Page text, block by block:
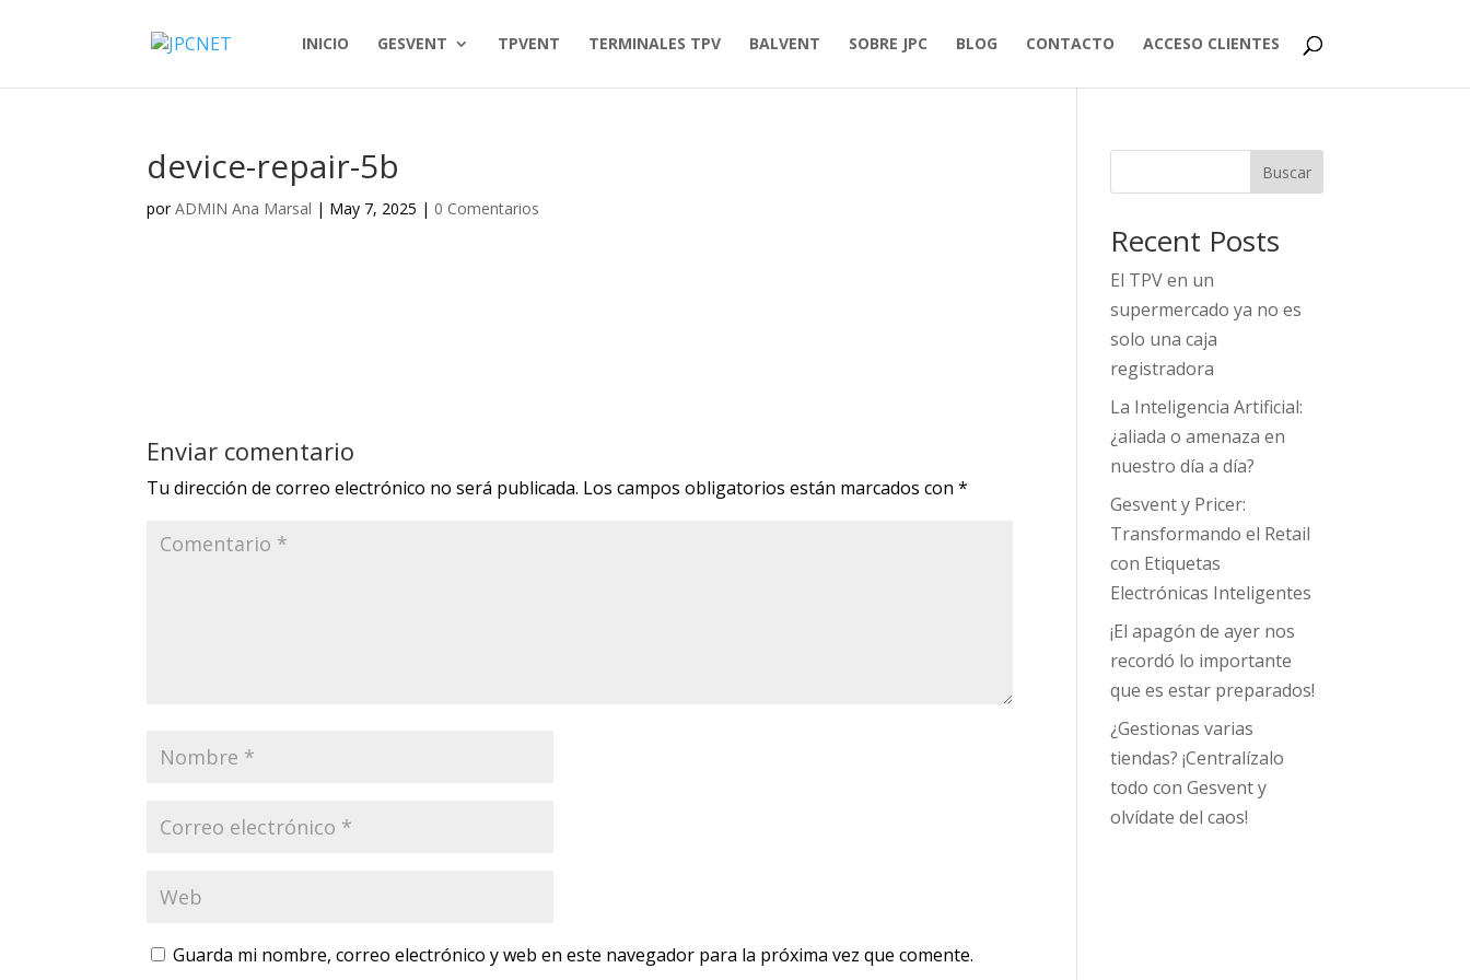
INICIO GESVENT TPVENT TERMINALES TPV BALVENT SOBRE JPC BLOG CONTACTO ACCESO CLIENTES
device-repair-5b
porADMIN Ana Marsal | May 7, 2025 | 0 Comentarios
Enviar comentario
Tu dirección de correo electrónico no será publicada. Los campos obligatorios están marcados con*
Guarda mi nombre, correo electrónico y web en este navegador para la próxima vez que comente.
Buscar
Recent Posts
El TPV en un
supermercado ya no es
solo una caja
registradora
La Inteligencia Artificial:
¿aliada o amenaza en
nuestro día a día?
Gesvent y Pricer:
Transformando el Retail
con Etiquetas
Electrónicas Inteligentes
¡El apagón de ayer nos
recordó lo importante
que es estar preparados!
¿Gestionas varias
tiendas? ¡Centralízalo
todo con Gesvent y
olvídate del caos!